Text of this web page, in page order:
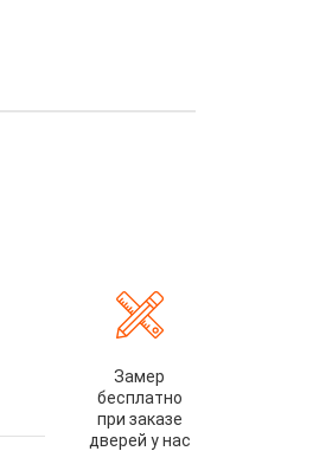
Замер
бесплатно
при заказе
дверей у нас